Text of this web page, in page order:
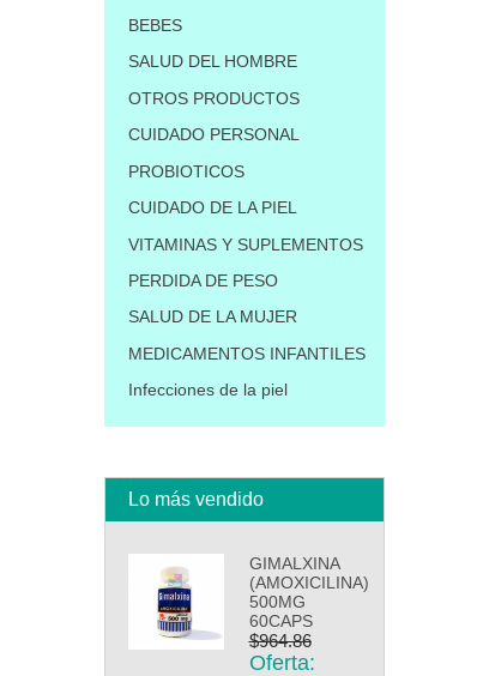
BEBES
SALUD DEL HOMBRE
OTROS PRODUCTOS
CUIDADO PERSONAL
PROBIOTICOS
CUIDADO DE LA PIEL
VITAMINAS Y SUPLEMENTOS
PERDIDA DE PESO
SALUD DE LA MUJER
MEDICAMENTOS INFANTILES
Infecciones de la piel
Lo más vendido
GIMALXINA
(AMOXICILINA)
500MG
60CAPS
$964.86
Oferta: